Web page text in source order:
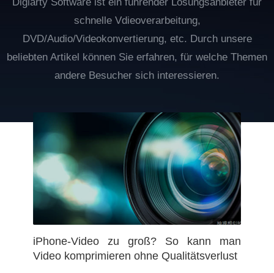
schnelle Vdieoverarbeitung,
DVD/Audio/Videokonvertierung, etc. Durch unsere
beliebten Artikel können Sie erfahren, für welche Themen
andere Besucher sich interessieren.
iPhone-Video zu groß? So kann man
Video komprimieren ohne Qualitätsverlust